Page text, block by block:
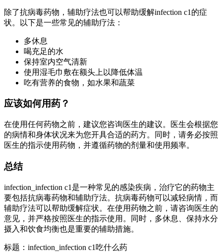
除了抗病毒药物，辅助疗法也可以帮助缓解infection c1的症
状。以下是一些常见的辅助疗法：
多休息
喝充足的水
保持室内空气清新
使用湿毛巾敷在额头上以降低体温
吃有营养的食物，如水果和蔬菜
应该如何用药？
在使用任何药物之前，建议您咨询医生的建议。医生会根据您
的病情和身体状况来为您开具合适的药方。同时，请务必按照
医生的指示使用药物，并遵循药物的剂量和使用频率。
总结
infection_infection c1是一种常见的感染疾病，治疗它的药物主
要包括抗病毒药物和辅助疗法。抗病毒药物可以减轻病情，而
辅助疗法可以帮助缓解症状。在使用药物之前，请咨询医生的
意见，并严格按照医生的指示使用。同时，多休息、保持水分
摄入和饮食均衡也是重要的辅助措施。
标题：infection_infection c1吃什么药